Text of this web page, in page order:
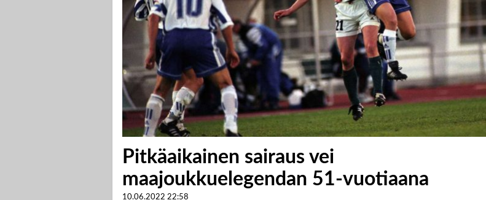
Pitkäaikainen sairaus vei
maajoukkuelegendan 51-vuotiaana
10.06.2022 22:58